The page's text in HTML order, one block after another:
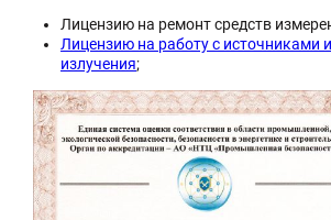
Лицензию на ремонт средств
Лицензию на работу с источниками
излучения;